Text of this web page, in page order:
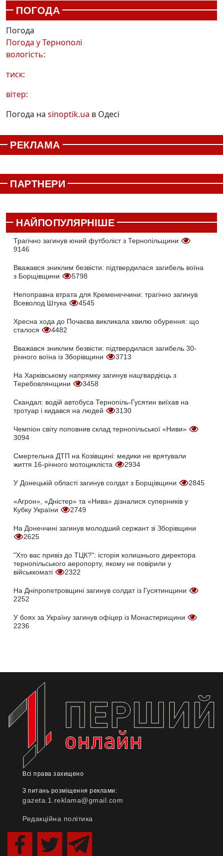
ПОГОДА
Погода
Погода уТернополі
вологість:
тиск:
вітер:
Погода на sinoptik.ua в Одесі
РЕКЛАМА
ПАРТНЕРИ
НАЙПОПУЛЯРНІШЕ
Трагічно загинув юний футболіст з Тернопільщини
9146
Вважався зниклим безвісти: підтвердилася загибель воїна
з Борщівщини
5798
Непоправна втрата для Кременеччини: трагічно загинув
Всеволод Штука
4545
Хресна хода до Почаєва викликала хвилю обурення: що
сталося
4482
Вважався зниклим безвісти: підтвердилася загибель 30-
річного воїна із Зборівщини
3713
На Харківському напрямку загинув нацгвардієць з
Теребовлянщини
3458
Скандал: водій автобуса Тернопіль-Гусятин виїхав на
тротуар і кидався на людей
3130
Чемпіон світу поповнив склад тернопільської «Ниви»
3094
Смертельна ДТП на Козівщині: медики не врятували
життя 16-річного мотоцикліста
2934
У Донецькій області загинув солдат з Борщівщини 2845
«Агрон», «Дністер» та «Нива» дізналися суперників у
Кубку України
2749
На Донеччині загинув молодший сержант зі Зборівщини
2625
"Хто вас привіз до ТЦК?": історія колишнього директора
тернопільського аеропорту, якому не повірили у
військкоматі
2322
На Дніпропетровщині загинув солдат із Гусятинщини
2252
У боях за Україну загинув офіцер із Монастирищини
2236
Всі права захищено
З питань розміщення реклами:
gazeta.1.reklama@gmail.com
Редакційна політика